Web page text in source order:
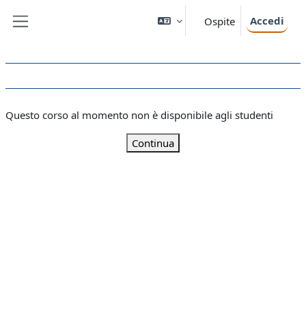
Ospite Accedi
Questo corso al momento non è disponibile agli studenti
Continua